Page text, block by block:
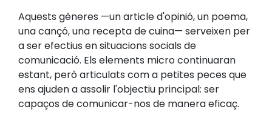
Aquests gèneres —un article d'opinió, un poema,
una cançó, una recepta de cuina— serveixen per
a ser efectius en situacions socials de
comunicació. Els elements micro continuaran
estant, però articulats com a petites peces que
ens ajuden a assolir l'objectiu principal: ser
capaços de comunicar-nos de manera eficaç.